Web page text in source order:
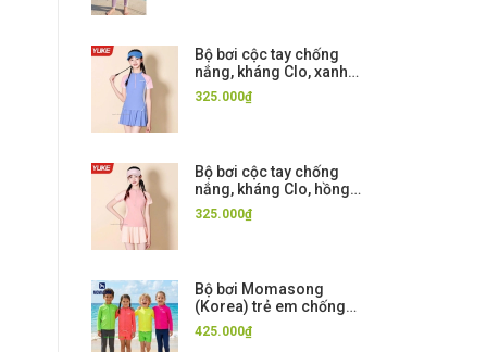
Bộ bơi cộc tay chống
nắng, kháng Clo, xanh
hồng chân váy rời Yuke,
UPF 50+
325.000₫
Bộ bơi cộc tay chống
nắng, kháng Clo, hồng
chân váy rời Yuke, UPF
50+
325.000₫
Bộ bơi Momasong
(Korea) trẻ em chống
nắng UPF50++, mẫu mới,
kháng Clo, co giãn
425.000₫